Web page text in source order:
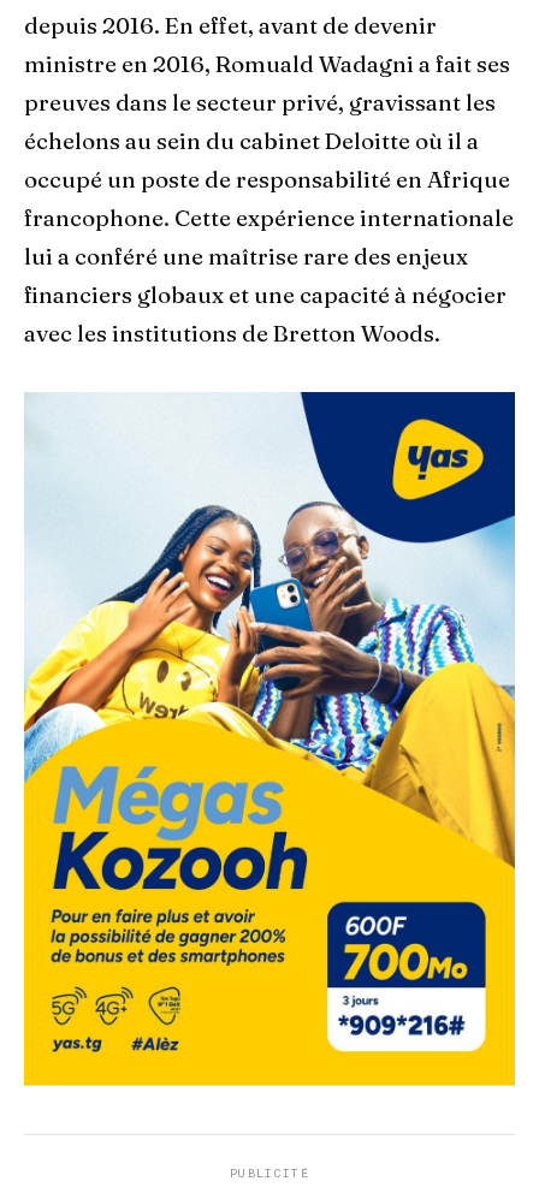
depuis 2016. En effet, avant de devenir
ministre en 2016, Romuald Wadagni a fait ses
preuves dans le secteur privé, gravissant les
échelons au sein du cabinet Deloitte où il a
occupé un poste de responsabilité en Afrique
francophone. Cette expérience internationale
lui a conféré une maîtrise rare des enjeux
financiers globaux et une capacité à négocier
avec les institutions de Bretton Woods.
PUBLICITÉ